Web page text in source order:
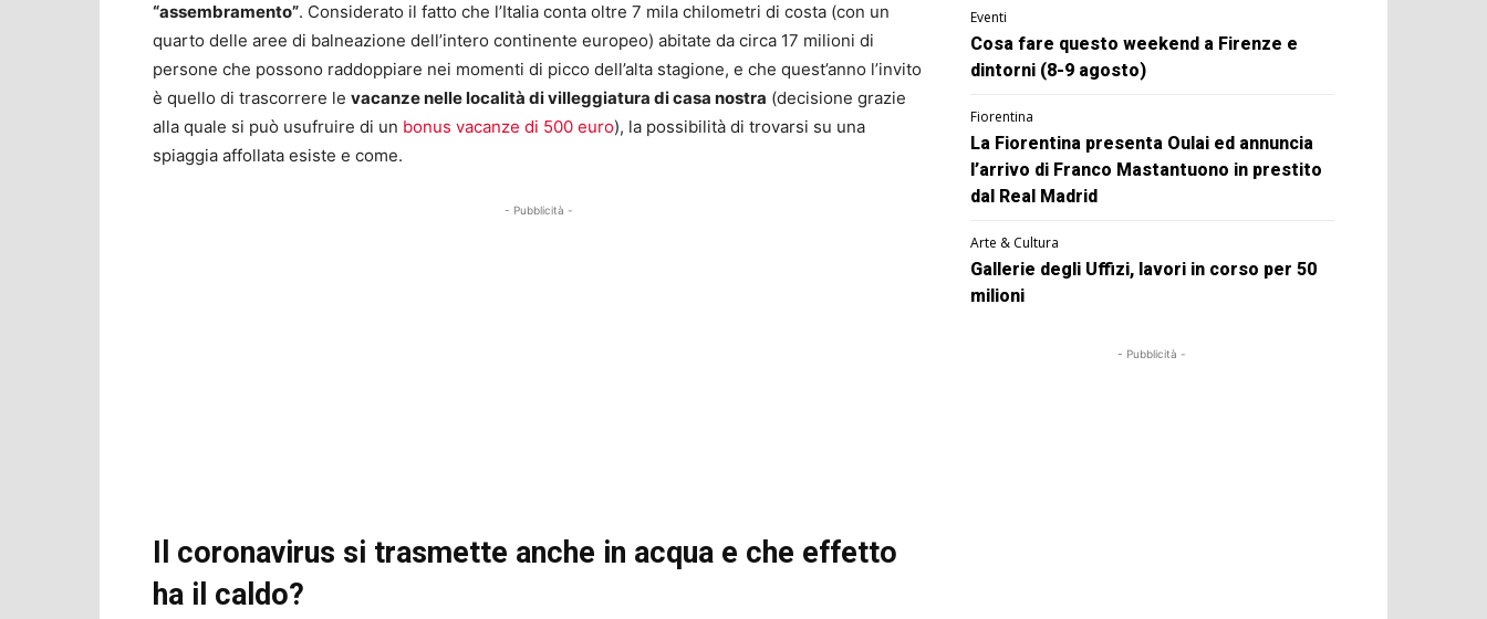
“assembramento”. Considerato il fatto che l’Italia conta oltre 7 mila chilometri di costa (con un
quarto delle aree di balneazione dell’intero continente europeo) abitate da circa 17 milioni di
persone che possono raddoppiare nei momenti di picco dell’alta stagione, e che quest’anno l’invito
è quello di trascorrere le vacanze nelle località di villeggiatura di casa nostra (decisione grazie
alla quale si può usufruire di un bonus vacanze di 500 euro), la possibilità di trovarsi su una
spiaggia affollata esiste e come.
- Pubblicità -
Il coronavirus si trasmette anche in acqua e che effetto
ha il caldo?
Eventi
Cosa fare questo weekend a Firenze e
dintorni (8-9 agosto)
Fiorentina
La Fiorentina presenta Oulai ed annuncia
l’arrivo di Franco Mastantuono in prestito
dal Real Madrid
Arte & Cultura
Gallerie degli Uffizi, lavori in corso per 50
milioni
- Pubblicità -